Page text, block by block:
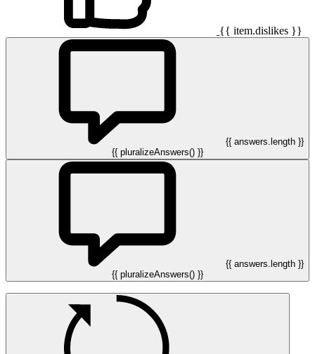
{{ item.dislikes }}
{{ answers.length }}
{{ pluralizeAnswers() }}
{{ answers.length }}
{{ pluralizeAnswers() }}